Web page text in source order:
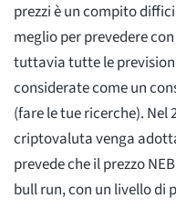
prezzi è un compito
meglio per prevedere
tuttavia tutte le
considerate come un
(fare le tue ricerche). Nel
criptovaluta venga
prevede che il prezzo
bull run, con un livello di